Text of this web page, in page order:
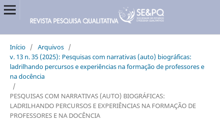
Início / Arquivos /
v. 13 n. 35 (2025): Pesquisas com narrativas (auto) biográficas:
ladrilhando percursos e experiências na formação de professores e
na docência
/
PESQUISAS COM NARRATIVAS (AUTO) BIOGRÁFICAS:
LADRILHANDO PERCURSOS E EXPERIÊNCIAS NA FORMAÇÃO DE
PROFESSORES E NA DOCÊNCIA